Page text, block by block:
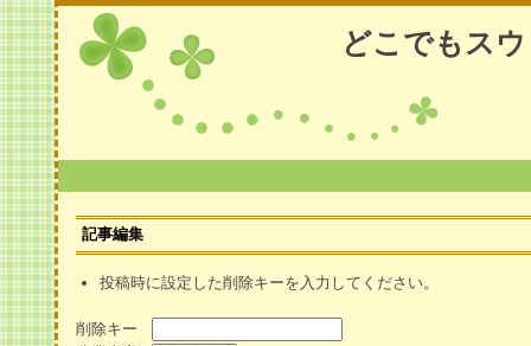
どこでもス
記事編集
投稿時に設定した削除キーを入力してください。
削除キー